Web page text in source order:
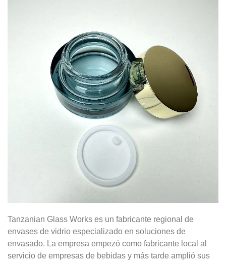
Tanzanian Glass Works es un fabricante regional de
envases de vidrio especializado en soluciones de
envasado. La empresa empezó como fabricante local al
servicio de empresas de bebidas y más tarde amplió sus